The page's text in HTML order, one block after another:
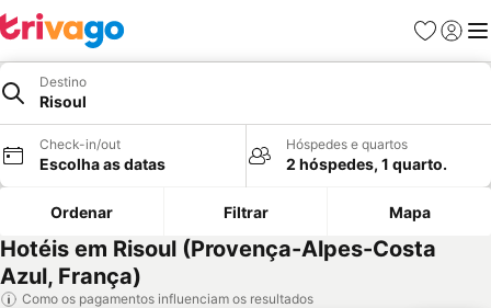
Favoritos
Iniciar
Destino
Risoul
Check-in/out
Escolha as datas
Hóspedes e quartos
2 hóspedes, 1 quarto.
Ordenar Filtrar Mapa
Hotéis em Risoul (Provença-Alpes-Costa
Azul, França)
Como os pagamentos influenciam os resultados